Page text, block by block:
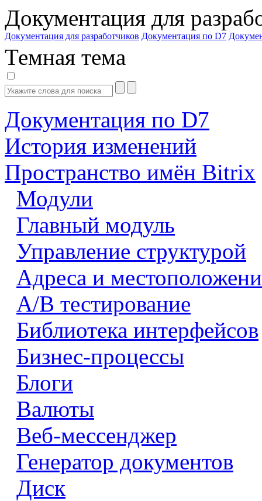
Документация для
Документация для разработчиков Документация по D7
Темная тема
Документация по D7
История изменений
Пространство имён Bitrix
Модули
Главный модуль
Управление структурой
Адреса и
А/В тестирование
Библиотека интерфейсов
Бизнес-процессы
Блоги
Валюты
Веб-мессенджер
Генератор документов
Диск